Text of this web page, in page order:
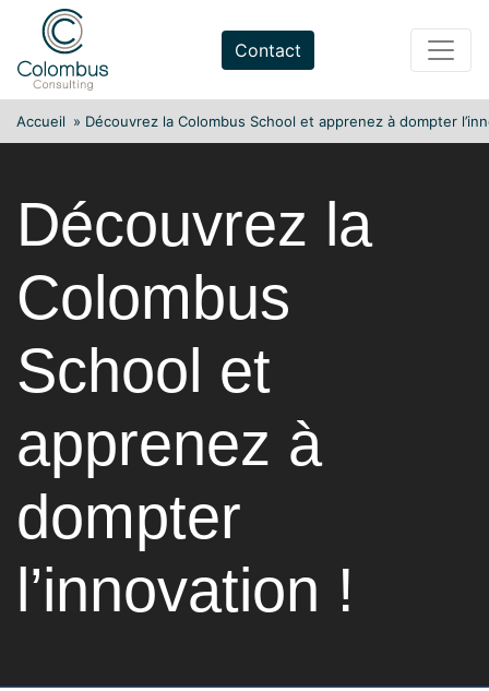
content
Contact
Accueil » Découvrez la Colombus School et apprenez à dompter
Découvrez la
Colombus
School et
apprenez à
dompter
l’innovation !